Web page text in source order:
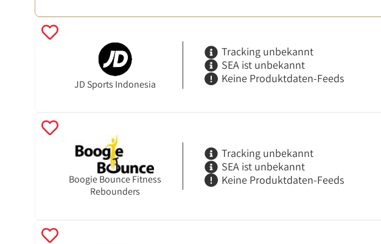
JD Sports Indonesia
Tracking unbekannt
SEA ist unbekannt
Keine Produktdaten-Feeds
Boogie Bounce Fitness
Rebounders
Tracking unbekannt
SEA ist unbekannt
Keine Produktdaten-Feeds